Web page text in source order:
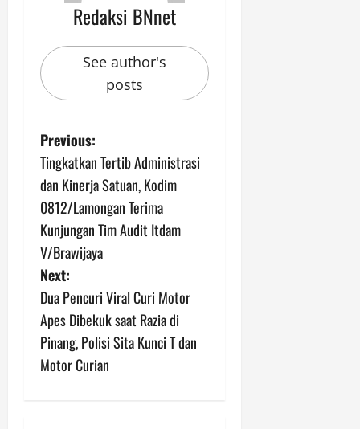
Redaksi BNnet
See author's
posts
P
o
s
t
n
a
v
i
Previous:
Tingkatkan Tertib Administrasi
dan Kinerja Satuan, Kodim
0812/Lamongan Terima
Kunjungan Tim Audit Itdam
V/Brawijaya
Next:
Dua Pencuri Viral Curi Motor
Apes Dibekuk saat Razia di
Pinang, Polisi Sita Kunci T dan
Motor Curian